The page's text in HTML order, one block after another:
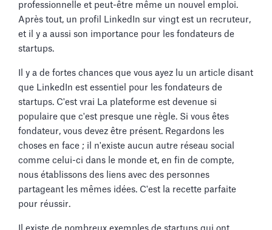
professionnelle et peut-être même un nouvel emploi.
Après tout, un profil LinkedIn sur vingt est un recruteur,
et il y a aussi son importance pour les fondateurs de
startups.
Il y a de fortes chances que vous ayez lu un article disant
que LinkedIn est essentiel pour les fondateurs de
startups. C'est vrai La plateforme est devenue si
populaire que c'est presque une règle. Si vous êtes
fondateur, vous devez être présent. Regardons les
choses en face ; il n'existe aucun autre réseau social
comme celui-ci dans le monde et, en fin de compte,
nous établissons des liens avec des personnes
partageant les mêmes idées. C'est la recette parfaite
pour réussir.